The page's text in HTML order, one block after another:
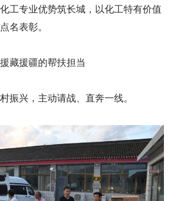
工专业优势筑长城，以化工特有价值
名表彰。
藏援疆的帮扶担当
振兴，主动请战、直奔一线。